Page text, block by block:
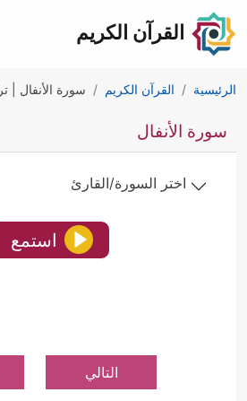
القرآن الكريم
الرئيسية القرآن الكريم سورة الأنفال |
سورة الأنفال
اختر السورة/القارئ
استمع
التالي